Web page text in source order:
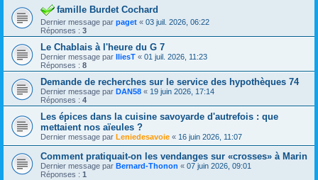
famille Burdet Cochard
Dernier message par paget « 03 juil. 2026, 06:22
Réponses : 3
Le Chablais à l'heure du G 7
Dernier message par IliesT « 01 juil. 2026, 11:23
Réponses : 8
Demande de recherches sur le service des hypothèques 74
Dernier message par DAN58 « 19 juin 2026, 17:14
Réponses : 4
Les épices dans la cuisine savoyarde d'autrefois : que
mettaient nos aïeules ?
Dernier message par Leniedesavoie « 16 juin 2026, 11:07
Comment pratiquait-on les vendanges sur «crosses» à Marin
Dernier message par Bernard-Thonon « 07 juin 2026, 09:01
Réponses : 1